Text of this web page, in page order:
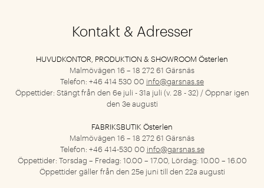
Kontakt & Adresser
HUVUDKONTOR, PRODUKTION & SHOWROOM Österlen
Malmövägen 16 – 18 272 61 Gärsnäs
Telefon: +46 414 530 00 info@garsnas.se
Öppettider: Stängt från den 6e juli - 31a juli (v. 28 - 32) / Öppnar igen
den 3e augusti
FABRIKSBUTIK Österlen
Malmövägen 16 – 18 272 61 Gärsnäs
Telefon: +46 414-530 00 info@garsnas.se
Öppettider: Torsdag – Fredag: 10.00 – 17.00, Lördag: 10.00 – 16.00
Öppettider gäller från den 25e juni till den 22a augusti